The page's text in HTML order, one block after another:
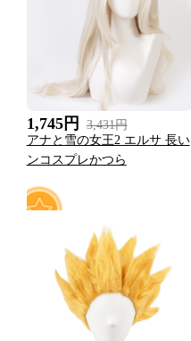
1,745円
3,431円
アナと雪の女王2 エルサ 長い
ンコスプレかつら